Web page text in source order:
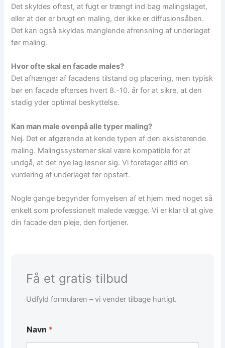
Det skyldes oftest, at fugt er trængt ind bag malingslaget,
eller at der er brugt en maling, der ikke er diffusionsåben.
Det kan også skyldes manglende afrensning af underlaget
før maling.
Hvor ofte skal en facade males?
Det afhænger af facadens tilstand og placering, men typisk
bør en facade efterses hvert 8.-10. år for at sikre, at den
stadig yder optimal beskyttelse.
Kan man male ovenpå alle typer maling?
Nej. Det er afgørende at kende typen af den eksisterende
maling. Malingssystemer skal være kompatible for at
undgå, at det nye lag løsner sig. Vi foretager altid en
vurdering af underlaget før opstart.
Nogle gange begynder fornyelsen af et hjem med noget så
enkelt som professionelt malede vægge. Vi er klar til at give
din facade den pleje, den fortjener.
Få et gratis tilbud
Udfyld formularen – vi vender tilbage hurtigt.
Navn *